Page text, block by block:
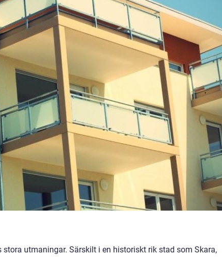
utmaningar. Särskilt i en historiskt rik stad som Skara,